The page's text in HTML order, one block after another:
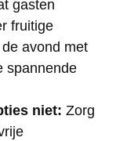
gasten
fruitige
avond met
spannende
niet: Zorg